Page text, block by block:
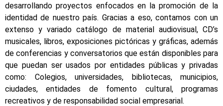
desarrollando proyectos enfocados en la promoción de la
identidad de nuestro país. Gracias a eso, contamos con un
extenso y variado catálogo de material audiovisual, CD’s
musicales, libros, exposiciones pictóricas y gráficas, además
de conferencias y conversatorios que están disponibles para
que puedan ser usados por entidades públicas y privadas
como: Colegios, universidades, bibliotecas, municipios,
ciudades, entidades de fomento cultural, programas
recreativos y de responsabilidad social empresarial.